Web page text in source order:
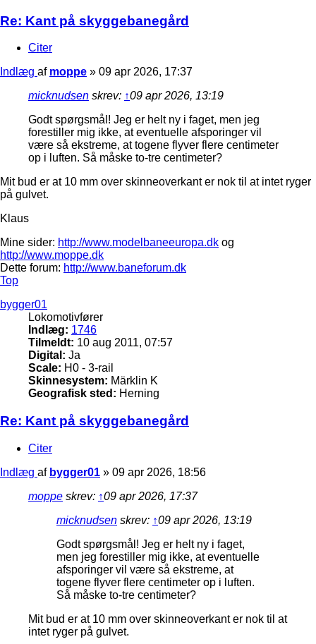
Re: Kant på skyggebanegård
Citer
Indlæg af moppe » 09 apr 2026, 17:37
micknudsen skrev: ↑09 apr 2026, 13:19
Godt spørgsmål! Jeg er helt ny i faget, men jeg
forestiller mig ikke, at eventuelle afsporinger vil
være så ekstreme, at togene flyver flere centimeter
op i luften. Så måske to-tre centimeter?
Mit bud er at 10 mm over skinneoverkant er nok til at intet ryger
på gulvet.
Klaus
Mine sider: http://www.modelbaneeuropa.dk og
http://www.moppe.dk
Dette forum: http://www.baneforum.dk
Top
bygger01
Lokomotivfører
Indlæg: 1746
Tilmeldt: 10 aug 2011, 07:57
Digital: Ja
Scale: H0 - 3-rail
Skinnesystem: Märklin K
Geografisk sted: Herning
Re: Kant på skyggebanegård
Citer
Indlæg af bygger01 » 09 apr 2026, 18:56
moppe skrev: ↑09 apr 2026, 17:37
micknudsen skrev: ↑09 apr 2026, 13:19
Godt spørgsmål! Jeg er helt ny i faget,
men jeg forestiller mig ikke, at eventuelle
afsporinger vil være så ekstreme, at
togene flyver flere centimeter op i luften.
Så måske to-tre centimeter?
Mit bud er at 10 mm over skinneoverkant er nok til at
intet ryger på gulvet.